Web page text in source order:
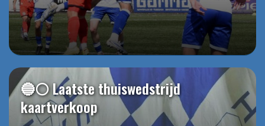
🔵⚪️ Laatste thuiswedstrijd
kaartverkoop